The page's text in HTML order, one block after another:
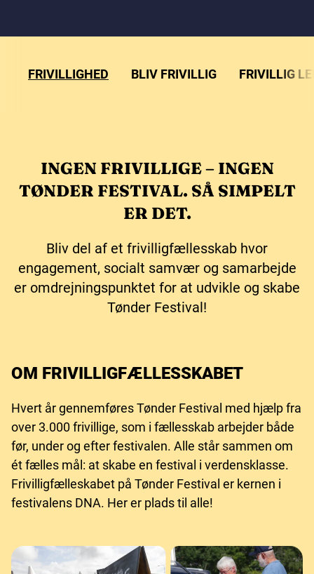
FRIVILLIGHED BLIV FRIVILLIG FRIVILLIG
INGEN FRIVILLIGE – INGEN
TØNDER FESTIVAL. SÅ SIMPELT
ER DET.
Bliv del af et frivilligfællesskab hvor
engagement, socialt samvær og samarbejde
er omdrejningspunktet for at udvikle og skabe
Tønder Festival!
OM FRIVILLIGFÆLLESSKABET
Hvert år gennemføres Tønder Festival med hjælp fra
over 3.000 frivillige, som i fællesskab arbejder både
før, under og efter festivalen. Alle står sammen om
ét fælles mål: at skabe en festival i verdensklasse.
Frivilligfælleskabet på Tønder Festival er kernen i
festivalens DNA. Her er plads til alle!